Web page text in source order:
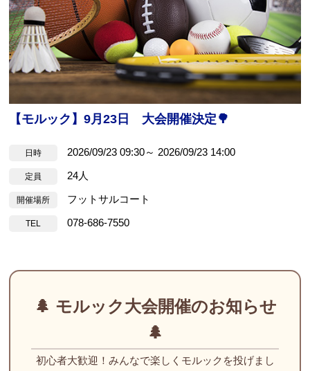
【モルック】9月23日 大会開催決定🌳
日時 2026/09/23 09:30～ 2026/09/23 14:00
定員 24人
開催場所 フットサルコート
TEL 078-686-7550
🌲 モルック大会開催のお知らせ
🌲
初心者大歓迎！みんなで楽しくモルックを投げまし